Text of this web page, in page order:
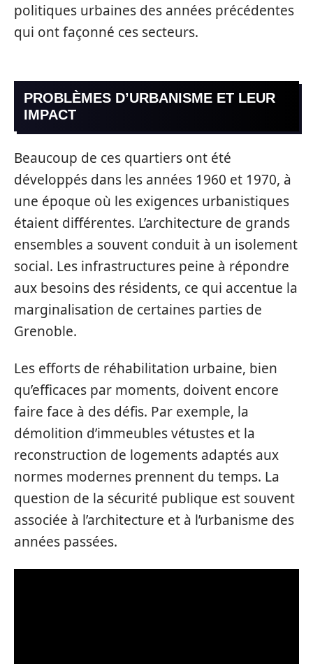
politiques urbaines des années précédentes
qui ont façonné ces secteurs.
PROBLÈMES D’URBANISME ET LEUR
IMPACT
Beaucoup de ces quartiers ont été
développés dans les années 1960 et 1970, à
une époque où les exigences urbanistiques
étaient différentes. L’architecture de grands
ensembles a souvent conduit à un isolement
social. Les infrastructures peine à répondre
aux besoins des résidents, ce qui accentue la
marginalisation de certaines parties de
Grenoble.
Les efforts de réhabilitation urbaine, bien
qu’efficaces par moments, doivent encore
faire face à des défis. Par exemple, la
démolition d’immeubles vétustes et la
reconstruction de logements adaptés aux
normes modernes prennent du temps. La
question de la sécurité publique est souvent
associée à l’architecture et à l’urbanisme des
années passées.